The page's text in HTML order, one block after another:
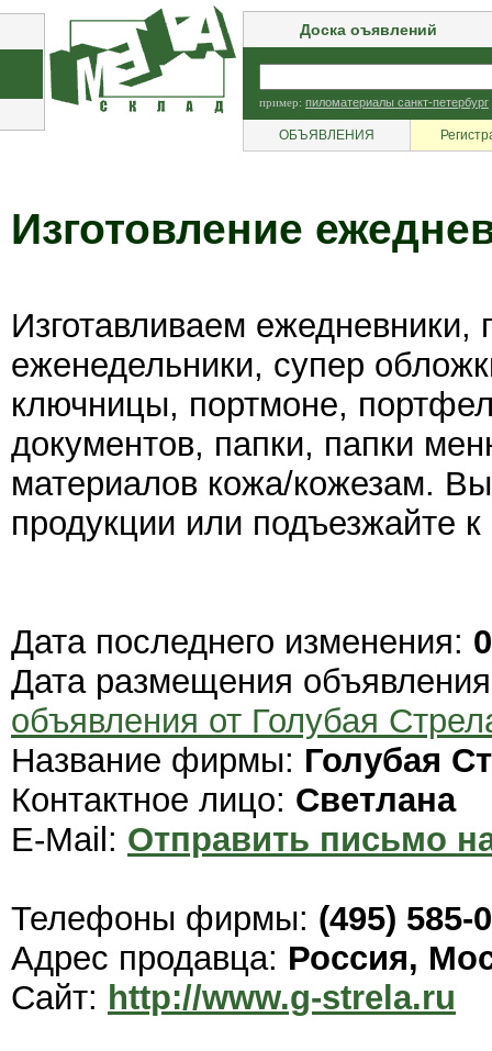
Доска оъявлений
пример: пиломатериалы санкт-петербург
ОБЪЯВЛЕНИЯ
Изготовление
Изготавливаем ежедневники,
еженедельники, супер
ключницы, портмоне,
документов, папки, папки
материалов кожа/кожезам.
продукции или подъезжайте
Дата последнего изменения:
Дата размещения
объявления от Голубая
Название фирмы: Голубая
Контактное лицо: Светлана
E-Mail: Отправить письмо
Телефоны фирмы: (495) 585-
Адрес продавца: Россия,
Сайт: http://www.g-strela.ru